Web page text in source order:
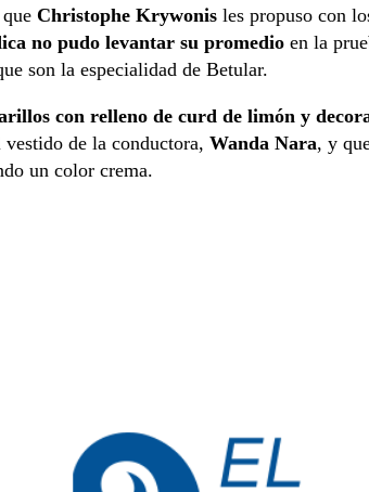
Christophe Krywonis les propuso con
no pudo levantar su promedio en la
son la especialidad de Betular.
con relleno de curd de limón y
de la conductora, Wanda Nara, y
un color crema.